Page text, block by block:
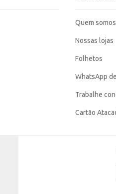
Quem somos
Nossas lojas
Folhetos
WhatsApp
Trabalhe
Cartão